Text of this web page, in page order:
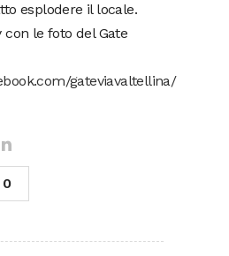
esplodere il locale.
con le foto del Gate
gateviavaltellina/
0